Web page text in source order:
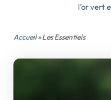
l’or vert
Accueil» Les Essentiels